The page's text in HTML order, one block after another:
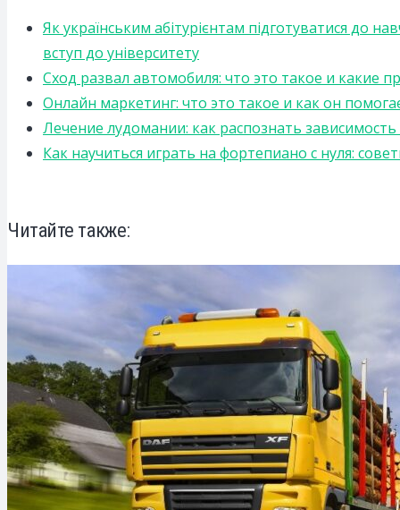
Як українським абітурієнтам підготуватися до
вступ до університету
Сход развал автомобиля: что это такое и какие
Онлайн маркетинг: что это такое и как он
Лечение лудомании: как распознать
Как научиться играть на фортепиано с нуля:
Читайте также: